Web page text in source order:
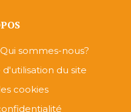
Qui sommes-nous?
du site
cookies